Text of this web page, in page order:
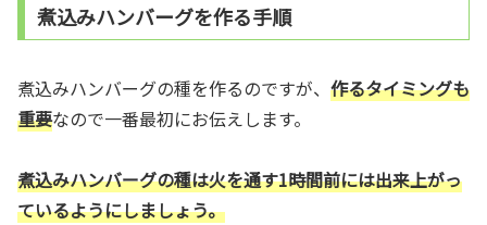
煮込みハンバーグを作る手順
煮込みハンバーグの種を作るのですが、 作るタイミングも
重要なので一番最初にお伝えします。
煮込みハンバーグの種は火を通す1時間前には出来上がっ
ているようにしましょう。